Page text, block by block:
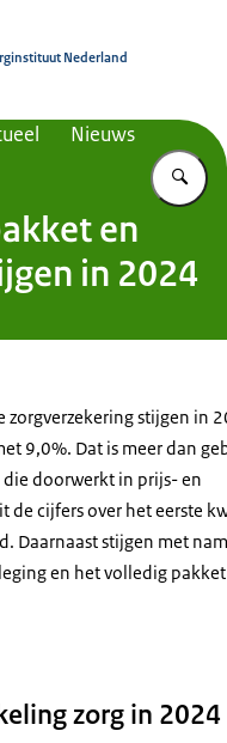
Nederland
Nieuws
en
in 2024
zorgverzekering stijgen in
9,0%. Dat is meer dan
doorwerkt in prijs- en
de cijfers over het eerste
Daarnaast stijgen met
en het volledig
die het been
zorg in 2024